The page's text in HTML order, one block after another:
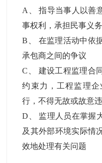
A
、指导当事人以善
事权利，承担民事义
B
在监理活动中依
承包商之间的争议
C
建设工程监理合
约束力，工程监理
行，不得无故或故意
D
监理人员在掌握
及其外部环境实际情
效地处理有关问题